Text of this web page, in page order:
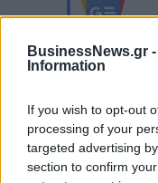
BusinessNews.gr -
Information
If you wish to opt-out
processing of your
targeted advertising
section to confirm